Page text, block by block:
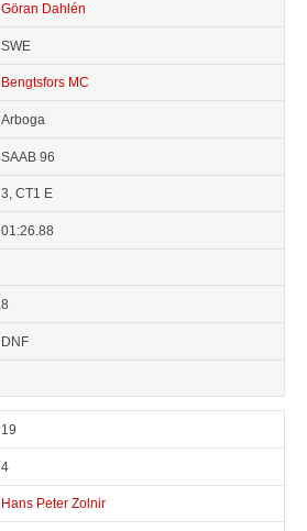
Göran Dahlén
SWE
Bengtsfors MC
Arboga
SAAB 96
3, CT1 E
01:26.88
8
DNF
19
4
Hans Peter Zolnir